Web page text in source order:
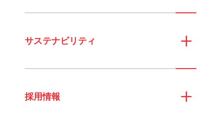
サステナビリティ
採用情報